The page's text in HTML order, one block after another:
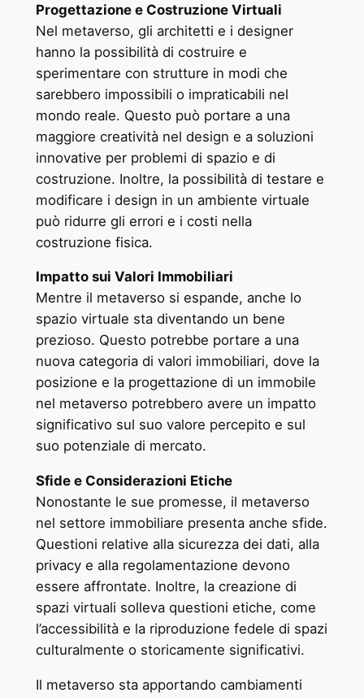
Progettazione e Costruzione Virtuali
Nel metaverso, gli architetti e i designer
hanno la possibilità di costruire e
sperimentare con strutture in modi che
sarebbero impossibili o impraticabili nel
mondo reale. Questo può portare a una
maggiore creatività nel design e a soluzioni
innovative per problemi di spazio e di
costruzione. Inoltre, la possibilità di testare e
modificare i design in un ambiente virtuale
può ridurre gli errori e i costi nella
costruzione fisica.
Impatto sui Valori Immobiliari
Mentre il metaverso si espande, anche lo
spazio virtuale sta diventando un bene
prezioso. Questo potrebbe portare a una
nuova categoria di valori immobiliari, dove la
posizione e la progettazione di un immobile
nel metaverso potrebbero avere un impatto
significativo sul suo valore percepito e sul
suo potenziale di mercato.
Sfide e Considerazioni Etiche
Nonostante le sue promesse, il metaverso
nel settore immobiliare presenta anche sfide.
Questioni relative alla sicurezza dei dati, alla
privacy e alla regolamentazione devono
essere affrontate. Inoltre, la creazione di
spazi virtuali solleva questioni etiche, come
l’accessibilità e la riproduzione fedele di spazi
culturalmente o storicamente significativi.
Il metaverso sta apportando cambiamenti